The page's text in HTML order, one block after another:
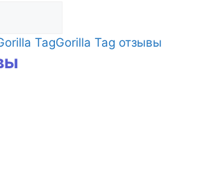
TagGorilla Tag отзывы